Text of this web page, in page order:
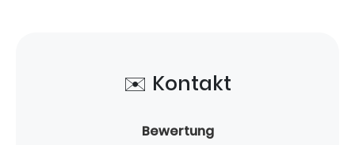
✉️ Kontakt
Bewertung